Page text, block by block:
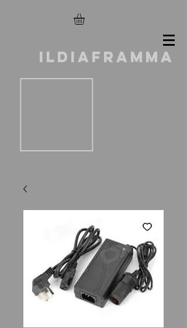
ILDIAFRAMMA